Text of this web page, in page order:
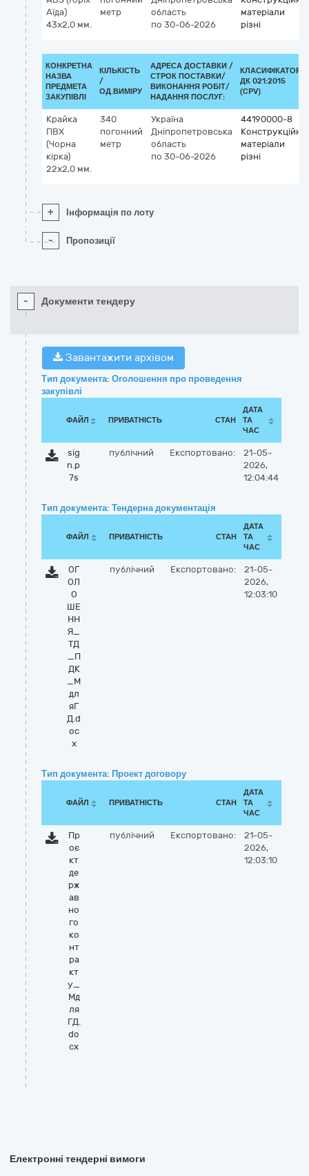
Аїда)
43х2,0 мм.
метр
область
по 30-06-2026
матеріали
різні
КОНКРЕТНА
НАЗВА
ПРЕДМЕТА
ЗАКУПІВЛІ
КІЛЬКІСТЬ
/
ОД.ВИМІРУ
АДРЕСА ДОСТАВКИ /
СТРОК ПОСТАВКИ/
ВИКОНАННЯ РОБІТ/
НАДАННЯ ПОСЛУГ:
КЛАСИФІКАТОР
ДК 021:2015
(CPV)
Крайка
ПВХ
(Чорна
кірка)
22х2,0 мм.
340
погонний
метр
Україна
Дніпропетровська
область
по 30-06-2026
44190000-8
Конструкційні
матеріали
різні
+ Інформація по лоту
- Пропозиції
- Документи тендеру
Завантажити архівом
Тип документа: Оголошення про проведення
закупівлі
ФАЙЛ ПРИВАТНІСТЬ СТАН
ДАТА
ТА
ЧАС
sig
n.p
7s
публічний Експортовано:
21-05-
2026,
12:04:44
Тип документа: Тендерна документація
ФАЙЛ ПРИВАТНІСТЬ СТАН
ДАТА
ТА
ЧАС
ОГ
ОЛ
О
ШЕ
НН
Я_
ТД
_П
ДК
_М
дл
яГ
Д.d
oc
x
публічний Експортовано:
21-05-
2026,
12:03:10
Тип документа: Проект договору
ФАЙЛ ПРИВАТНІСТЬ СТАН
ДАТА
ТА
ЧАС
Пр
оє
кт
де
рж
ав
но
го
ко
нт
ра
кт
у_
Мд
ля
ГД.
do
cx
публічний Експортовано:
21-05-
2026,
12:03:10
Електронні тендерні вимоги